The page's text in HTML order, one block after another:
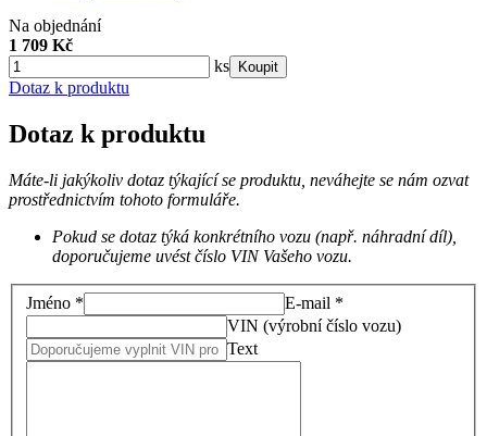
Na objednání
1 709 Kč
ks
Koupit
Dotaz k produktu
Dotaz k produktu
Máte-li jakýkoliv dotaz týkající se produktu, neváhejte se nám ozvat
prostřednictvím tohoto formuláře.
Pokud se dotaz týká konkrétního vozu (např. náhradní díl),
doporučujeme uvést číslo VIN Vašeho vozu.
Jméno *
E-mail *
VIN (výrobní číslo vozu)
Text